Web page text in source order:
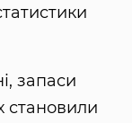
запаси
становили